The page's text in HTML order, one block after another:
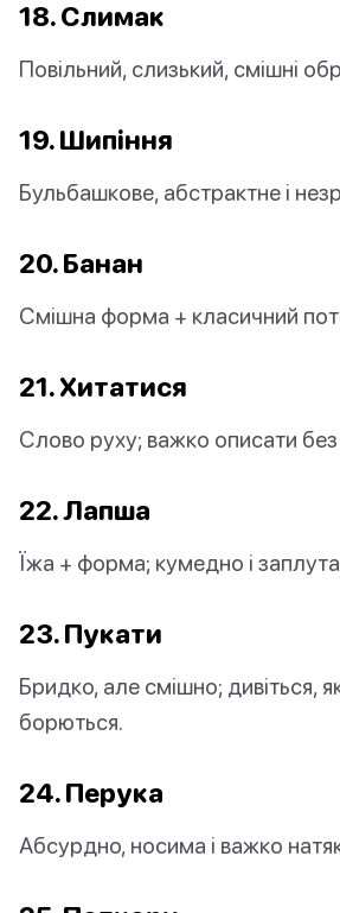
18. Слимак
Повільний, слизький, смішні
19. Шипіння
Бульбашкове, абстрактне і
20. Банан
Смішна форма + класичний
21. Хитатися
Слово руху; важко описати без
22. Лапша
Їжа + форма; кумедно і
23. Пукати
Бридко, але смішно; дивіться,
борються.
24. Перука
Абсурдно, носима і важко